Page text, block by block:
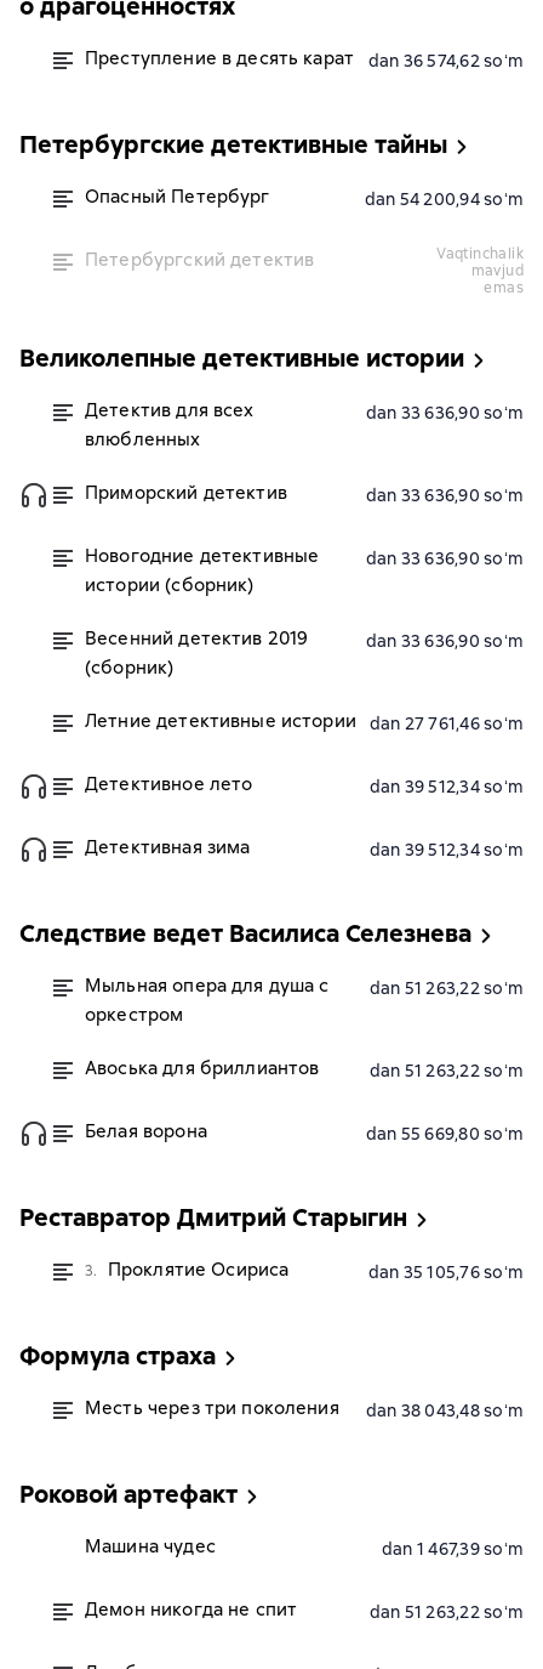
Преступление в десять карат dan 36 574,62 soʻm
Петербургские детективные тайны
Опасный Петербург dan 54 200,94 soʻm
Петербургский детектив
vaqtinchalik
mavjud
emas
Великолепные детективные истории
Детектив для всех
влюбленных
dan 33 636,90 soʻm
Приморский детектив dan 33 636,90 soʻm
Новогодние детективные
истории (сборник)
dan 33 636,90 soʻm
Весенний детектив 2019
(сборник)
dan 33 636,90 soʻm
Летние детективные истории dan 27 761,46 soʻm
Детективное лето dan 39 512,34 soʻm
Детективная зима dan 39 512,34 soʻm
Следствие ведет Василиса Селезнева
Мыльная опера для душа с
оркестром
dan 51 263,22 soʻm
Авоська для бриллиантов dan 51 263,22 soʻm
Белая ворона dan 55 669,80 soʻm
Реставратор Дмитрий Старыгин
3. Проклятие Осириса dan 35 105,76 soʻm
Формула страха
Месть через три поколения dan 38 043,48 soʻm
Роковой артефакт
Машина чудес dan 1 467,39 soʻm
Демон никогда не спит dan 51 263,22 soʻm